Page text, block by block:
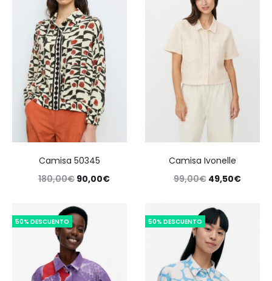
Camisa 50345
180,00€ 90,00€
Camisa Ivonelle
99,00€ 49,50€
50% DESCUENTO 50% DESCUENTO